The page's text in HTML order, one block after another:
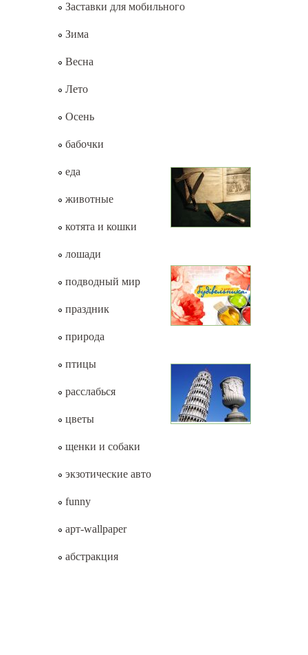
Заставки для мобильного
Зима
Весна
Лето
Осень
бабочки
еда
животные
котята и кошки
лошади
подводный мир
праздник
природа
птицы
расслабься
цветы
щенки и собаки
экзотические авто
funny
арт-wallpaper
абстракция